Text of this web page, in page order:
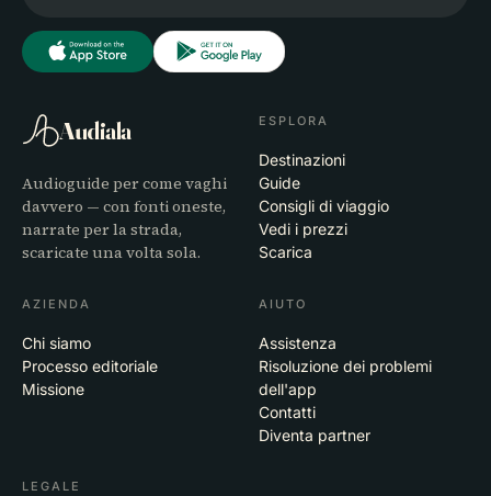
Audiala
Audioguide per come vaghi
davvero — con fonti oneste,
narrate per la strada,
scaricate una volta sola.
ESPLORA
Destinazioni
Guide
Consigli di viaggio
Vedi i prezzi
Scarica
AZIENDA
Chi siamo
Processo editoriale
Missione
AIUTO
Assistenza
Risoluzione dei problemi
dell'app
Contatti
Diventa partner
LEGALE